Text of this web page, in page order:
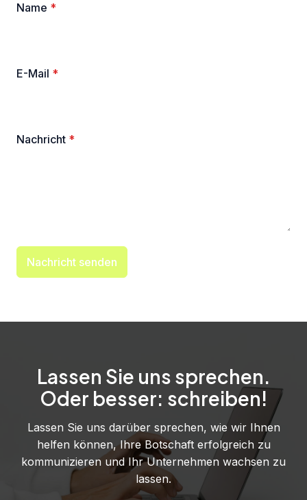
Name *
E-Mail *
Nachricht *
Nachricht senden
Lassen Sie uns sprechen.
Oder besser: schreiben!
Lassen Sie uns darüber sprechen, wie wir Ihnen
helfen können, Ihre Botschaft erfolgreich zu
kommunizieren und Ihr Unternehmen wachsen zu
lassen.